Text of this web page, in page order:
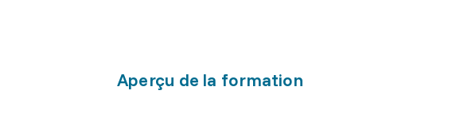
Aperçu de la formation